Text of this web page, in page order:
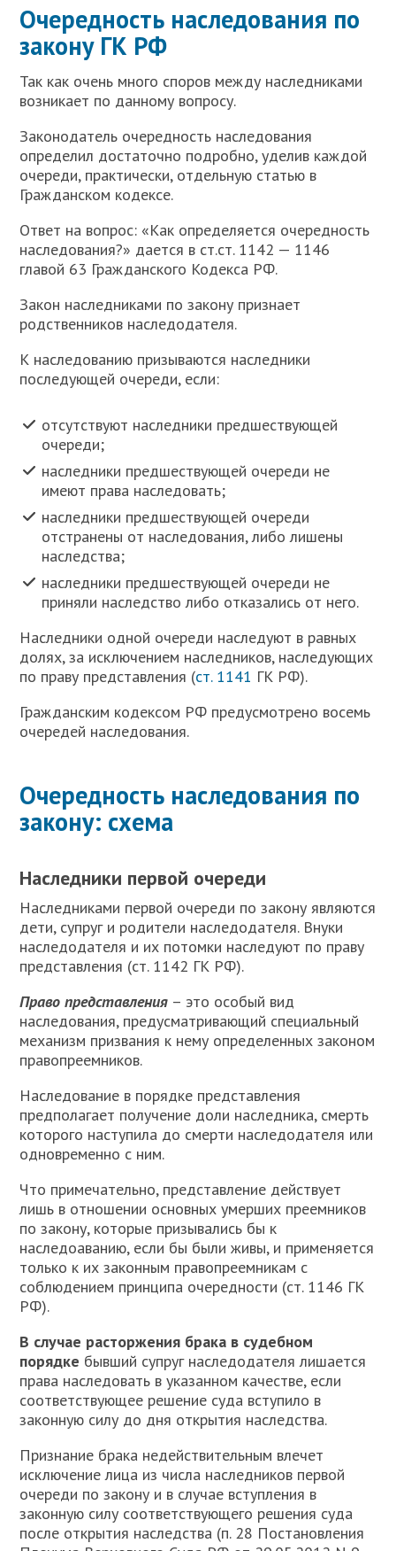
Очередность наследования по
закону ГК РФ
Так как очень много споров между наследниками
возникает по данному вопросу.
Законодатель очередность наследования
определил достаточно подробно, уделив каждой
очереди, практически, отдельную статью в
Гражданском кодексе.
Ответ на вопрос: «Как определяется очередность
наследования?» дается в ст.ст. 1142 — 1146
главой 63 Гражданского Кодекса РФ.
Закон наследниками по закону признает
родственников наследодателя.
К наследованию призываются наследники
последующей очереди, если:
отсутствуют наследники предшествующей
очереди;
наследники предшествующей очереди не
имеют права наследовать;
наследники предшествующей очереди
отстранены от наследования, либо лишены
наследства;
наследники предшествующей очереди не
приняли наследство либо отказались от него.
Наследники одной очереди наследуют в равных
долях, за исключением наследников, наследующих
по праву представления (ст. 1141 ГК РФ).
Гражданским кодексом РФ предусмотрено восемь
очередей наследования.
Очередность наследования по
закону: схема
Наследники первой очереди
Наследниками первой очереди по закону являются
дети, супруг и родители наследодателя. Внуки
наследодателя и их потомки наследуют по праву
представления (ст. 1142 ГК РФ).
Право представления – это особый вид
наследования, предусматривающий специальный
механизм призвания к нему определенных законом
правопреемников.
Наследование в порядке представления
предполагает получение доли наследника, смерть
которого наступила до смерти наследодателя или
одновременно с ним.
Что примечательно, представление действует
лишь в отношении основных умерших преемников
по закону, которые призывались бы к
наследоаванию, если бы были живы, и применяется
только к их законным правопреемникам с
соблюдением принципа очередности (ст. 1146 ГК
РФ).
В случае расторжения брака в судебном
порядке бывший супруг наследодателя лишается
права наследовать в указанном качестве, если
соответствующее решение суда вступило в
законную силу до дня открытия наследства.
Признание брака недействительным влечет
исключение лица из числа наследников первой
очереди по закону и в случае вступления в
законную силу соответствующего решения суда
после открытия наследства (п. 28 Постановления